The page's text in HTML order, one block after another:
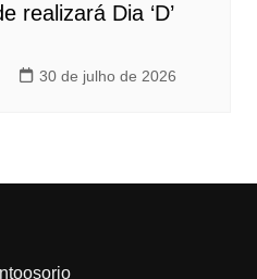
realizará Dia ‘D’
30 de julho de 2026